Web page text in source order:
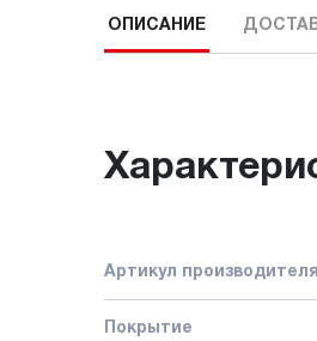
ОПИСАНИЕ
Артикул производителя
Покрытие